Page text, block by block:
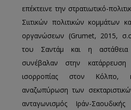
επέκτεινε την στρατιωτικό-
Σιιτικών πολιτικών κομμάτων
οργανώσεων (Grumet, 2015,
του Σαντάμ και η
συνέβαλαν στην κατάρρευση
ισορροπίας στον Κόλπο,
αναζωπύρωση των
ανταγωνισμός Ιράν-